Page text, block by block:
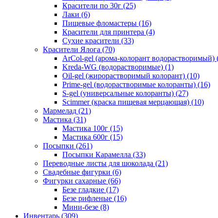
Красители по 30г (25)
Лаки (6)
Пищевые фломастеры (16)
Красители для принтера (4)
Сухие красители (33)
Красители Ялога (70)
ArCol-gel (арома-колорант водорастворимый)
Kreda-WG (водорастворимые) (1)
Oil-gel (жирорастворимый колорант) (10)
Prime-gel (водорастворимые колоранты) (16)
S-gel (универсальные колоранты) (27)
Scimmer (краска пищевая мерцающая) (10)
Мармелад (21)
Мастика (31)
Мастика 100г (15)
Мастика 600г (15)
Посыпки (261)
Посыпки Карамелла (33)
Переводные листы для шоколада (21)
Свадебные фигурки (6)
Фигурки сахарные (66)
Безе гладкие (17)
Безе рифленые (16)
Мини-безе (8)
Инвентарь (309)